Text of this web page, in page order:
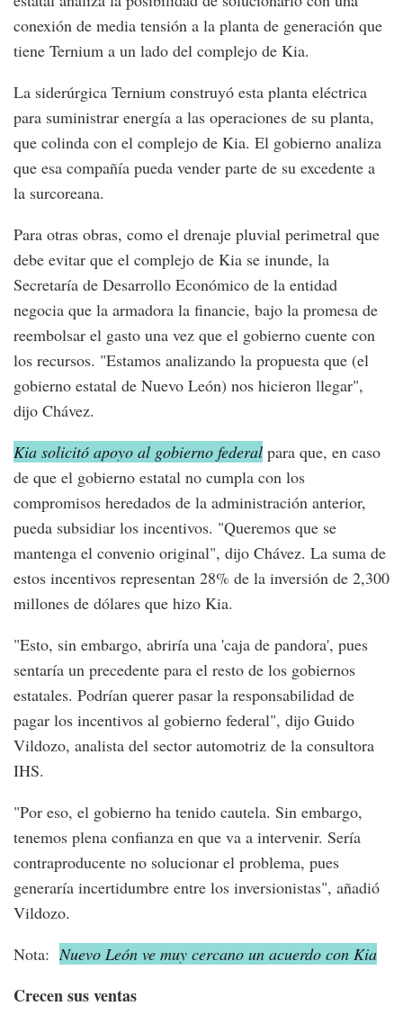
conexión de media tensión a la planta de generación que
tiene Ternium a un lado del complejo de Kia.
La siderúrgica Ternium construyó esta planta eléctrica
para suministrar energía a las operaciones de su planta,
que colinda con el complejo de Kia. El gobierno analiza
que esa compañía pueda vender parte de su excedente a
la surcoreana.
Para otras obras, como el drenaje pluvial perimetral que
debe evitar que el complejo de Kia se inunde, la
Secretaría de Desarrollo Económico de la entidad
negocia que la armadora la financie, bajo la promesa de
reembolsar el gasto una vez que el gobierno cuente con
los recursos. "Estamos analizando la propuesta que (el
gobierno estatal de Nuevo León) nos hicieron llegar",
dijo Chávez.
Kia solicitó apoyo al gobierno federal para que, en caso
de que el gobierno estatal no cumpla con los
compromisos heredados de la administración anterior,
pueda subsidiar los incentivos. "Queremos que se
mantenga el convenio original", dijo Chávez. La suma de
estos incentivos representan 28% de la inversión de 2,300
millones de dólares que hizo Kia.
"Esto, sin embargo, abriría una 'caja de pandora', pues
sentaría un precedente para el resto de los gobiernos
estatales. Podrían querer pasar la responsabilidad de
pagar los incentivos al gobierno federal", dijo Guido
Vildozo, analista del sector automotriz de la consultora
IHS.
"Por eso, el gobierno ha tenido cautela. Sin embargo,
tenemos plena confianza en que va a intervenir. Sería
contraproducente no solucionar el problema, pues
generaría incertidumbre entre los inversionistas", añadió
Vildozo.
Nota: Nuevo León ve muy cercano un acuerdo con Kia
Crecen sus ventas